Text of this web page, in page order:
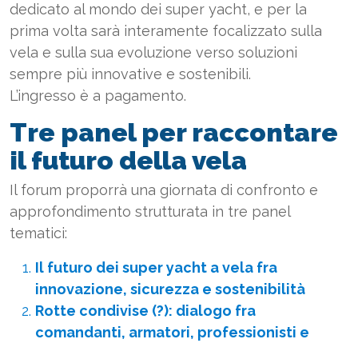
dedicato al mondo dei super yacht, e per la
prima volta sarà interamente focalizzato sulla
vela e sulla sua evoluzione verso soluzioni
sempre più innovative e sostenibili.
L’ingresso è a pagamento.
Tre panel per raccontare
il futuro della vela
Il forum proporrà una giornata di confronto e
approfondimento strutturata in tre panel
tematici:
Il futuro dei super yacht a vela fra
innovazione, sicurezza e sostenibilità
Rotte condivise (?): dialogo fra
comandanti, armatori, professionisti e